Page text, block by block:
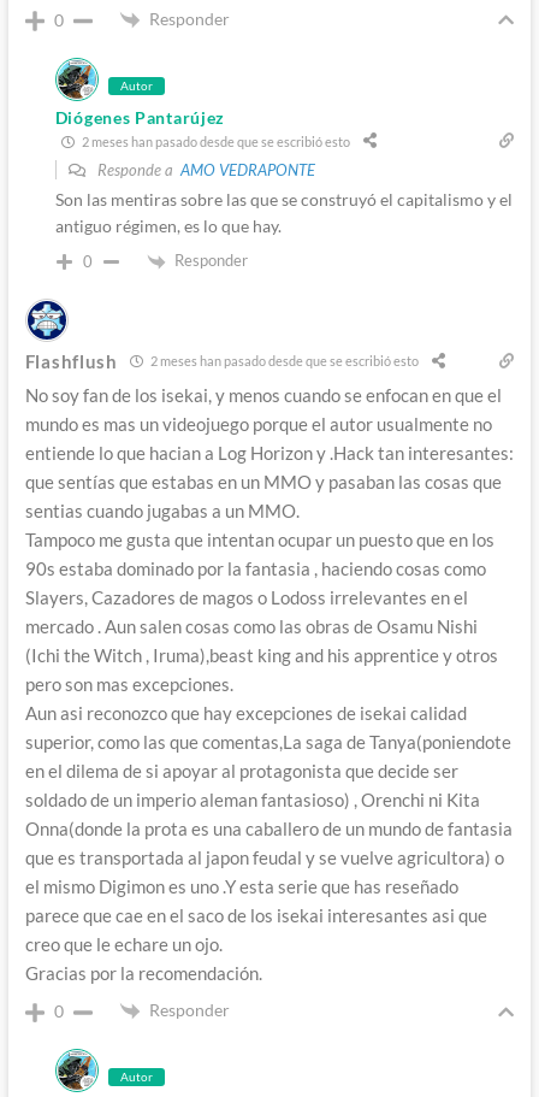
0 Responder
Autor
Diógenes Pantarújez
2 meses han pasado desde que se escribió esto
Responde a AMO VEDRAPONTE
Son las mentiras sobre las que se construyó el capitalismo y el
antiguo régimen, es lo que hay.
0 Responder
Flashflush 2 meses han pasado desde que se escribió esto
No soy fan de los isekai, y menos cuando se enfocan en que el
mundo es mas un videojuego porque el autor usualmente no
entiende lo que hacian a Log Horizon y .Hack tan interesantes:
que sentías que estabas en un MMO y pasaban las cosas que
sentias cuando jugabas a un MMO.
Tampoco me gusta que intentan ocupar un puesto que en los
90s estaba dominado por la fantasia , haciendo cosas como
Slayers, Cazadores de magos o Lodoss irrelevantes en el
mercado . Aun salen cosas como las obras deOsamu Nishi
(Ichi the Witch , Iruma),beast king and his apprentice y otros
pero son mas excepciones.
Aun asi reconozco que hay excepciones de isekai calidad
superior, como las que comentas,La saga de Tanya(poniendote
en el dilema de si apoyar al protagonista que decide ser
soldado de un imperio aleman fantasioso) , Orenchi ni Kita
Onna(donde la prota es una caballero de un mundo de fantasia
que es transportada al japon feudal y se vuelve agricultora) o
el mismo Digimon es uno .Y esta serie que has reseñado
parece que cae en el saco de los isekai interesantes asi que
creo que le echare un ojo.
Gracias por la recomendación.
0 Responder
Autor